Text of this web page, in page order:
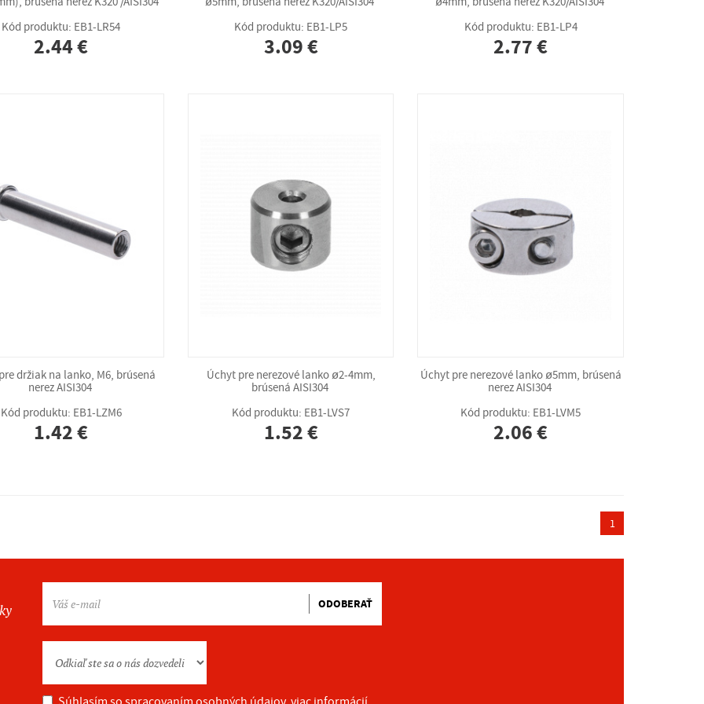
Kód produktu: EB1-LR54
2.44 €
Kód produktu: EB1-LP5
3.09 €
Kód produktu: EB1-LP4
2.77 €
držiak na lanko, M6, brúsená
nerez AISI304
Kód produktu: EB1-LZM6
1.42 €
Úchyt pre nerezové lanko ø2-4mm,
brúsená AISI304
Kód produktu: EB1-LVS7
1.52 €
Úchyt pre nerezové lanko ø5mm, brúsená
nerez AISI304
Kód produktu: EB1-LVM5
2.06 €
1
ODOBERAŤ